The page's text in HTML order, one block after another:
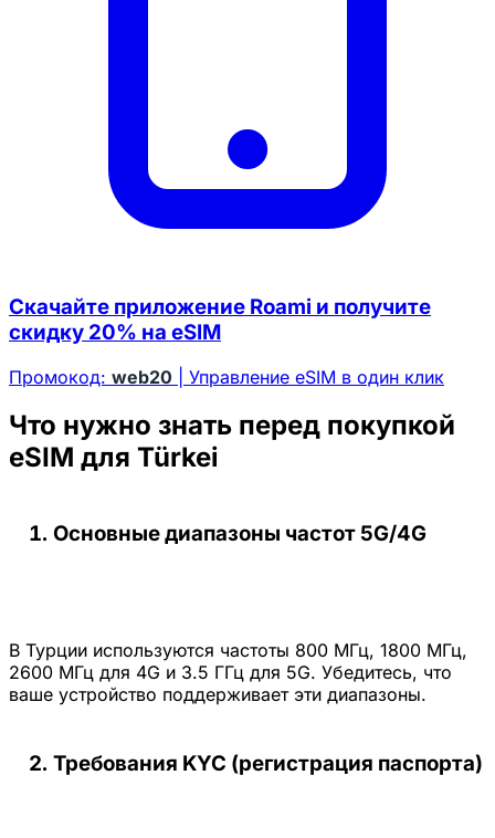
Скачайте приложение Roami и получите
скидку 20% на eSIM
Промокод: web20 | Управление eSIM в один клик
Что нужно знать перед покупкой
eSIM для Türkei
Основные диапазоны частот 5G/4G
В Турции используются частоты 800 МГц, 1800 МГц,
2600 МГц для 4G и 3.5 ГГц для 5G. Убедитесь, что
ваше устройство поддерживает эти диапазоны.
Требования KYC (регистрация паспорта)